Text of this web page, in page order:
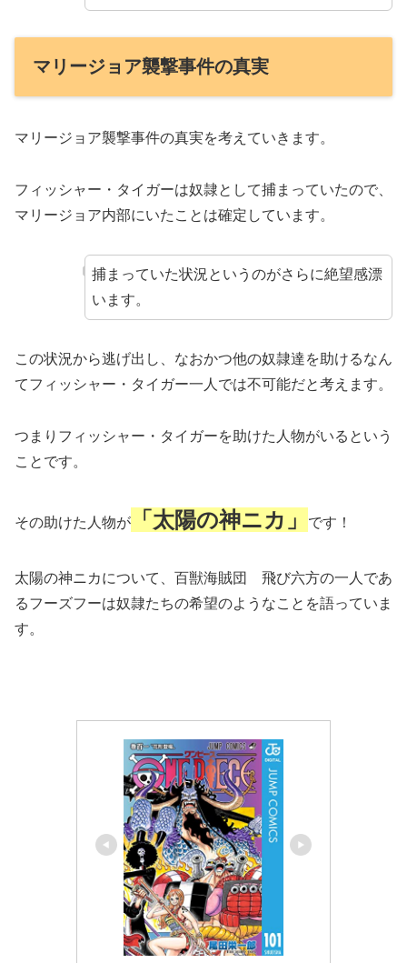
マリージョア襲撃事件の真実
マリージョア襲撃事件の真実を考えていきます。
フィッシャー・タイガーは奴隷として捕まっていたので、
マリージョア内部にいたことは確定しています。
捕まっていた状況というのがさらに絶望感漂
います。
この状況から逃げ出し、なおかつ他の奴隷達を助けるなん
てフィッシャー・タイガー一人では不可能だと考えます。
つまりフィッシャー・タイガーを助けた人物がいるという
ことです。
その助けた人物が 「太陽の神ニカ」 です！
太陽の神ニカについて、百獣海賊団 飛び六方の一人であ
るフーズフーは奴隷たちの希望のようなことを語っていま
す。